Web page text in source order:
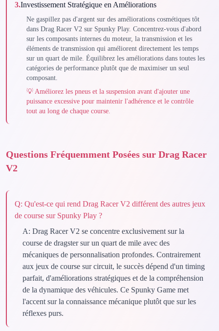
3.Investissement Stratégique en Améliorations
Ne gaspillez pas d'argent sur des améliorations cosmétiques tôt
dans Drag Racer V2 sur Spunky Play. Concentrez-vous d'abord
sur les composants internes du moteur, la transmission et les
éléments de transmission qui améliorent directement les temps
sur un quart de mile. Équilibrez les améliorations dans toutes les
catégories de performance plutôt que de maximiser un seul
composant.
💡 Améliorez les pneus et la suspension avant d'ajouter une
puissance excessive pour maintenir l'adhérence et le contrôle
tout au long de chaque course.
Questions Fréquemment Posées sur Drag Racer
V2
Q: Qu'est-ce qui rend Drag Racer V2 différent des autres jeux
de course sur Spunky Play ?
A: Drag Racer V2 se concentre exclusivement sur la
course de dragster sur un quart de mile avec des
mécaniques de personnalisation profondes. Contrairement
aux jeux de course sur circuit, le succès dépend d'un timing
parfait, d'améliorations stratégiques et de la compréhension
de la dynamique des véhicules. Ce Spunky Game met
l'accent sur la connaissance mécanique plutôt que sur les
réflexes purs.